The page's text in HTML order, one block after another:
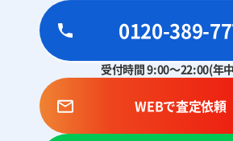
0120-389-
受付時間 9:00～22:00(年
WEBで査定依頼